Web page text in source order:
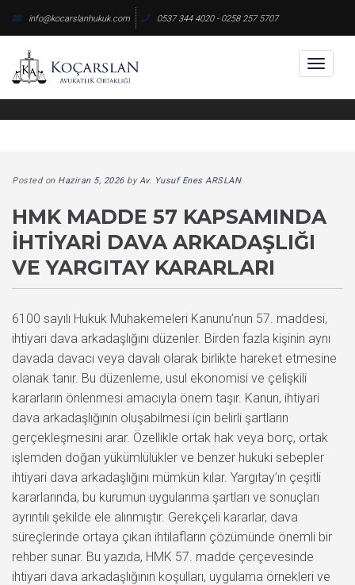
content
info@kocarslanhukuk.com 0537 344 4020 - 0258 257 5707
Posted on Haziran 5, 2026byAv. Yusuf Enes ARSLAN
HMK MADDE 57 KAPSAMINDA
İHTIYARI DAVA ARKADAŞLIĞI
VE YARGITAY KARARLARI
6100 sayılı Hukuk Muhakemeleri Kanunu’nun 57. maddesi,
ihtiyari dava arkadaşlığını düzenler. Birden fazla kişinin aynı
davada davacı veya davalı olarak birlikte hareket etmesine
olanak tanır. Bu düzenleme, usul ekonomisi ve çelişkili
kararların önlenmesi amacıyla önem taşır. Kanun, ihtiyari
dava arkadaşlığının oluşabilmesi için belirli şartların
gerçekleşmesini arar. Özellikle ortak hak veya borç, ortak
işlemden doğan yükümlülükler ve benzer hukuki sebepler
ihtiyari dava arkadaşlığını mümkün kılar. Yargıtay’ın çeşitli
kararlarında, bu kurumun uygulanma şartları ve sonuçları
ayrıntılı şekilde ele alınmıştır. Gerekçeli kararlar, dava
süreçlerinde ortaya çıkan ihtilafların çözümünde önemli bir
rehber sunar. Bu yazıda, HMK 57. madde çerçevesinde
ihtiyari dava arkadaşlığının koşulları, uygulama örnekleri ve